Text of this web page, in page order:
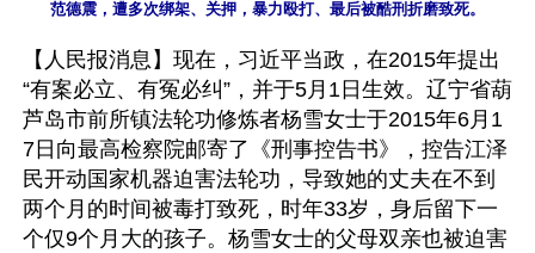
【人民报消息】现在，习近平当政，在2015年提出
“有案必立、有冤必纠”，并于5月1日生效。辽宁省葫
芦岛市前所镇法轮功修炼者杨雪女士于2015年6月1
7日向最高检察院邮寄了《刑事控告书》，控告江泽
民开动国家机器迫害法轮功，导致她的丈夫在不到
两个月的时间被毒打致死，时年33岁，身后留下一
个仅9个月大的孩子。杨雪女士的父母双亲也被迫害